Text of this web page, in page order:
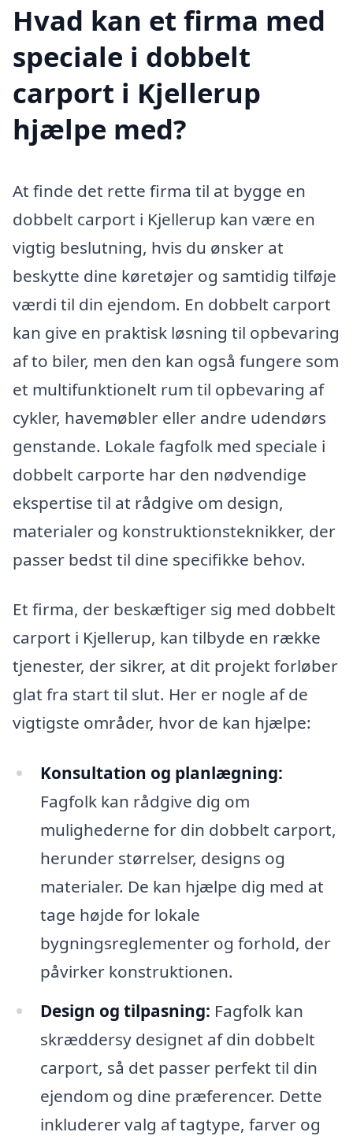
Hvad kan et firma med
speciale i dobbelt
carport i Kjellerup
hjælpe med?
At finde det rette firma til at bygge en
dobbelt carport i Kjellerup kan være en
vigtig beslutning, hvis du ønsker at
beskytte dine køretøjer og samtidig tilføje
værdi til din ejendom. En dobbelt carport
kan give en praktisk løsning til opbevaring
af to biler, men den kan også fungere som
et multifunktionelt rum til opbevaring af
cykler, havemøbler eller andre udendørs
genstande. Lokale fagfolk med speciale i
dobbelt carporte har den nødvendige
ekspertise til at rådgive om design,
materialer og konstruktionsteknikker, der
passer bedst til dine specifikke behov.
Et firma, der beskæftiger sig med dobbelt
carport i Kjellerup, kan tilbyde en række
tjenester, der sikrer, at dit projekt forløber
glat fra start til slut. Her er nogle af de
vigtigste områder, hvor de kan hjælpe:
Konsultation og planlægning:
Fagfolk kan rådgive dig om
mulighederne for din dobbelt carport,
herunder størrelser, designs og
materialer. De kan hjælpe dig med at
tage højde for lokale
bygningsreglementer og forhold, der
påvirker konstruktionen.
Design og tilpasning: Fagfolk kan
skræddersy designet af din dobbelt
carport, så det passer perfekt til din
ejendom og dine præferencer. Dette
inkluderer valg af tagtype, farver og